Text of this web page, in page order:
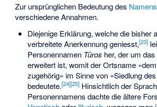
Zur ursprünglichen Bedeutung des Namens
verschiedene Annahmen.
Diejenige Erklärung, welche die bisher
verbreitete Anerkennung geniesst,[23]
Personennamen Tūros her, der um
erweitert ist, womit der Ortsname
zugehörig» im Sinne von «Siedlung
bedeutete.[24][25]Hinsichtlich der
Personennamens dachte die ältere